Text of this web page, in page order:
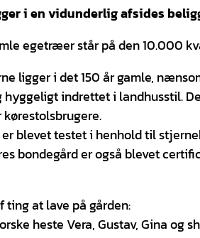
i en vidunderlig afsides
egetræer står på den 10.000
ligger i det 150 år gamle,
indrettet i landhusstil.
blevet testet i henhold til
bondegård er også blevet
ting at lave på gården:
heste Vera, Gustav, Gina